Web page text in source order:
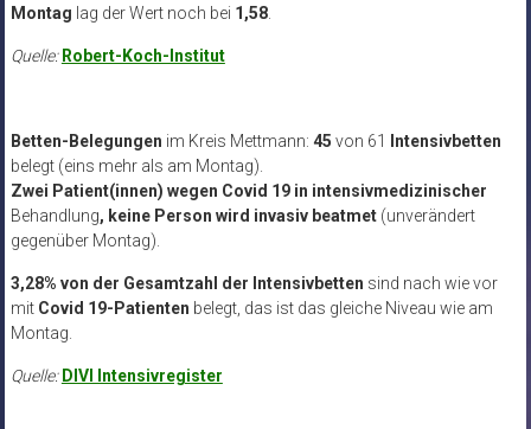
Montag lag der Wert noch bei 1,58.
Quelle:Robert-Koch-Institut
Betten-Belegungen im Kreis Mettmann: 45 von 61 Intensivbetten
belegt (eins mehr als am Montag).
Zwei Patient(innen) wegen Covid 19 in intensivmedizinischer
Behandlung, keine Person wird invasiv beatmet(unverändert
gegenüber Montag).
3,28% von der Gesamtzahl der Intensivbetten sind nach wie vor
mitCovid 19-Patienten belegt, das ist das gleiche Niveau wie am
Montag.
Quelle: DIVI Intensivregister